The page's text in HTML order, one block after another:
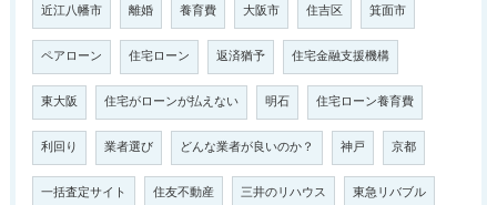
近江八幡市 離婚 養育費 大阪市 住吉区 箕面市
ペアローン 住宅ローン 返済猶予 住宅金融支援機構
東大阪 住宅がローンが払えない 明石 住宅ローン養育費
利回り 業者選び どんな業者が良いのか？ 神戸 京都
一括査定サイト 住友不動産 三井のリハウス 東急リバブル